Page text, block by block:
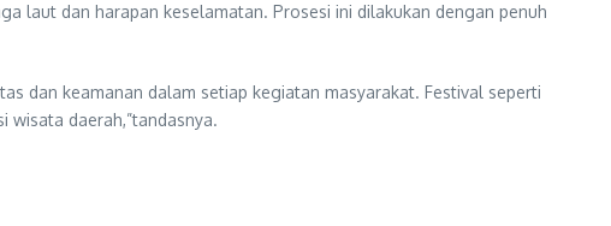
laut dan harapan keselamatan. Prosesi ini dilakukan dengan penuh
dan keamanan dalam setiap kegiatan masyarakat. Festival seperti
wisata daerah,”tandasnya.